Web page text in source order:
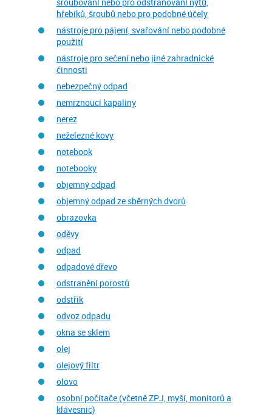
hřebíků, šroubů nebo pro podobné účely
nástroje pro pájení, svařování nebo podobné
použití
nástroje pro sečení nebo jiné zahradnické
činnosti
nebezpečný odpad
nemrznoucí kapaliny
nerez
neželezné kovy
notebook
notebooky
objemný odpad
objemný odpad ze sběrných dvorů
obrazovka
oděvy
odpad
odpadové dřevo
odstranění porostů
odstřik
odvoz odpadu
okna se sklem
olej
olejový filtr
olovo
osobní počítače (včetně ZPJ, myší, monitorů a
klávesnic)